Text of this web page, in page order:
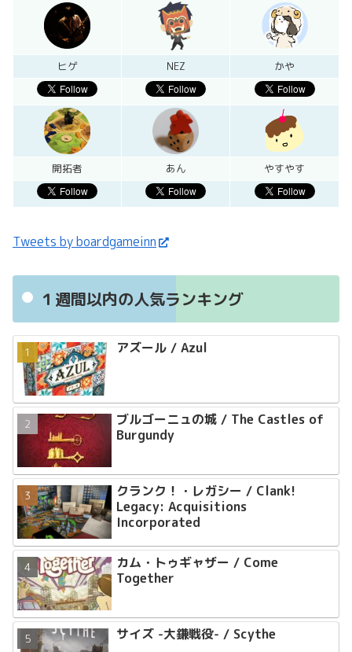
ヒゲ NEZ かや
開拓者 あん やすやす
Tweets by boardgameinn
１週間以内の人気ランキング
アズール / Azul
ブルゴーニュの城 / The Castles of
Burgundy
クランク！・レガシー / Clank!
Legacy: Acquisitions
Incorporated
カム・トゥギャザー / Come
Together
サイズ -大鎌戦役- / Scythe